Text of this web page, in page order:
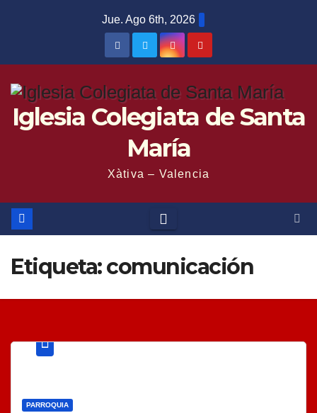
Jue. Ago 6th, 2026
Iglesia Colegiata de Santa
María
Xàtiva – Valencia
Etiqueta:comunicación
PARROQUIA